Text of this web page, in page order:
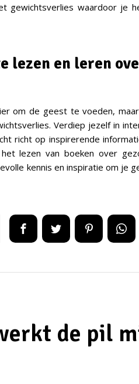
gewichtsverlies waardoor je
lezen en leren
om de geest te voeden,
Verdiep jezelf in
richt op inspirerende
lezen van boeken over
kennis en inspiratie om je
de pil